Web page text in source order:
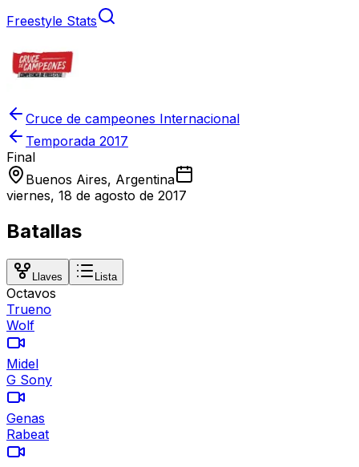
Freestyle Stats
Cruce de campeones Internacional
Temporada 2017
Final
Buenos Aires, Argentina
viernes, 18 de agosto de 2017
Batallas
Llaves Lista
Octavos
Trueno
Wolf
Midel
G Sony
Genas
Rabeat